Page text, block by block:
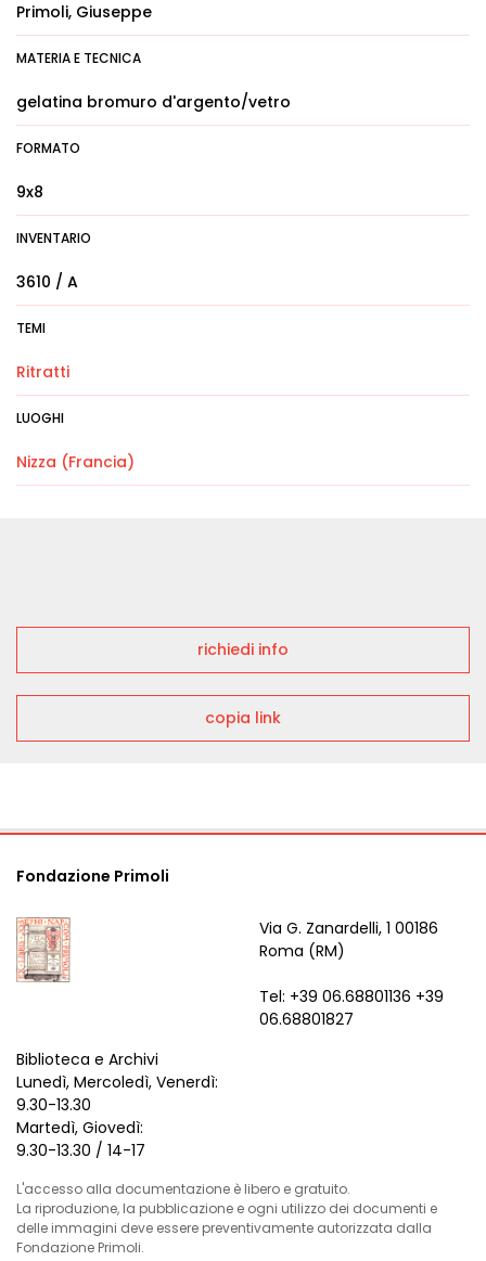
Primoli, Giuseppe
MATERIA E TECNICA
gelatina bromuro d'argento/vetro
FORMATO
9x8
INVENTARIO
3610 / A
TEMI
Ritratti
LUOGHI
Nizza (Francia)
richiedi info
copia link
Fondazione Primoli
Via G. Zanardelli, 1 00186
Roma (RM)
Tel: +39 06.68801136 +39
06.68801827
Biblioteca e Archivi
Lunedì, Mercoledì, Venerdì:
9.30-13.30
Martedì, Giovedì:
9.30-13.30 / 14-17
L'accesso alla documentazione è libero e gratuito.
La riproduzione, la pubblicazione e ogni utilizzo dei documenti e
delle immagini deve essere preventivamente autorizzata dalla
Fondazione Primoli.